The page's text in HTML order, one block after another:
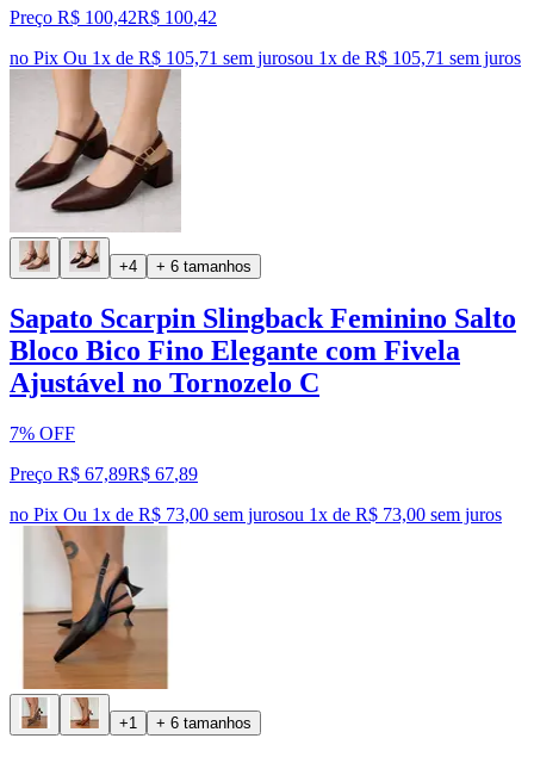
Preço R$ 100,42R$ 100,42
no Pix Ou 1x de R$ 105,71 sem jurosou 1x de R$ 105,71 sem juros
+4 + 6 tamanhos
Sapato Scarpin Slingback Feminino Salto
Bloco Bico Fino Elegante com Fivela
Ajustável no Tornozelo C
7% OFF
Preço R$ 67,89R$ 67,89
no Pix Ou 1x de R$ 73,00 sem jurosou 1x de R$ 73,00 sem juros
+1 + 6 tamanhos